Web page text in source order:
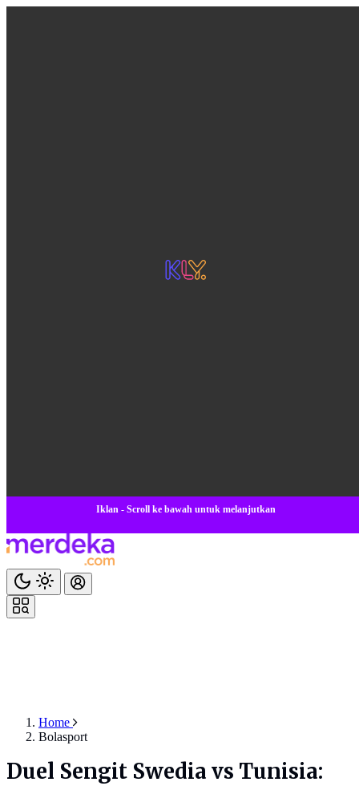
Iklan - Scroll ke bawah untuk melanjutkan
Home
Bolasport
Duel Sengit Swedia vs Tunisia: